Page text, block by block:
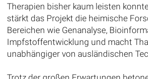
Therapien bisher kaum leisten
stärkt das Projekt die heimische
Bereichen wie Genanalyse,
Impfstoffentwicklung und macht
unabhängiger von ausländischen